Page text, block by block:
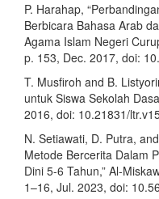
P. Harahap,
Berbicara Bahasa Arab
Agama Islam Negeri
p. 153, Dec. 2017, doi:
T. Musfiroh and B.
untuk Siswa Sekolah
2016, doi: 10.21831/
N. Setiawati, D. Putra,
Metode Bercerita Dalam
Dini 5-6 Tahun,” Al-
1–16, Jul. 2023, doi: